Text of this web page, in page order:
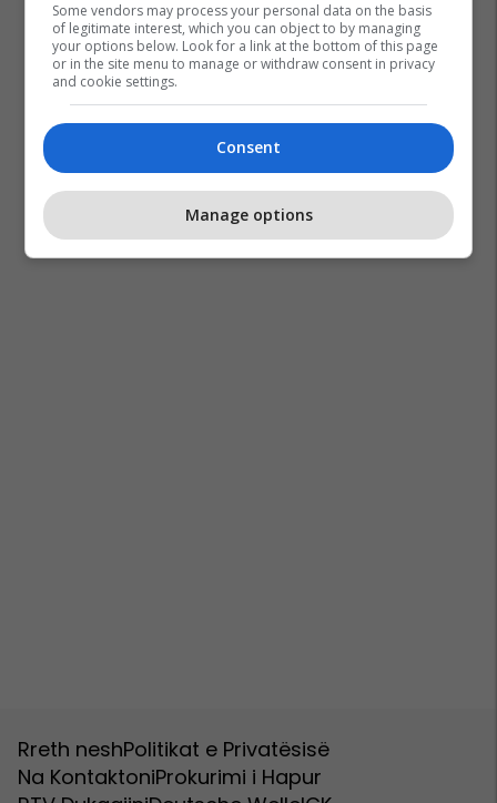
Rreth neshPolitikat e Privatësisë
Na KontaktoniProkurimi i Hapur
Some vendors may process your personal data on the basis
of legitimate interest, which you can object to by managing
your options below. Look for a link at the bottom of this page
or in the site menu to manage or withdraw consent in privacy
and cookie settings.
Consent
Manage options